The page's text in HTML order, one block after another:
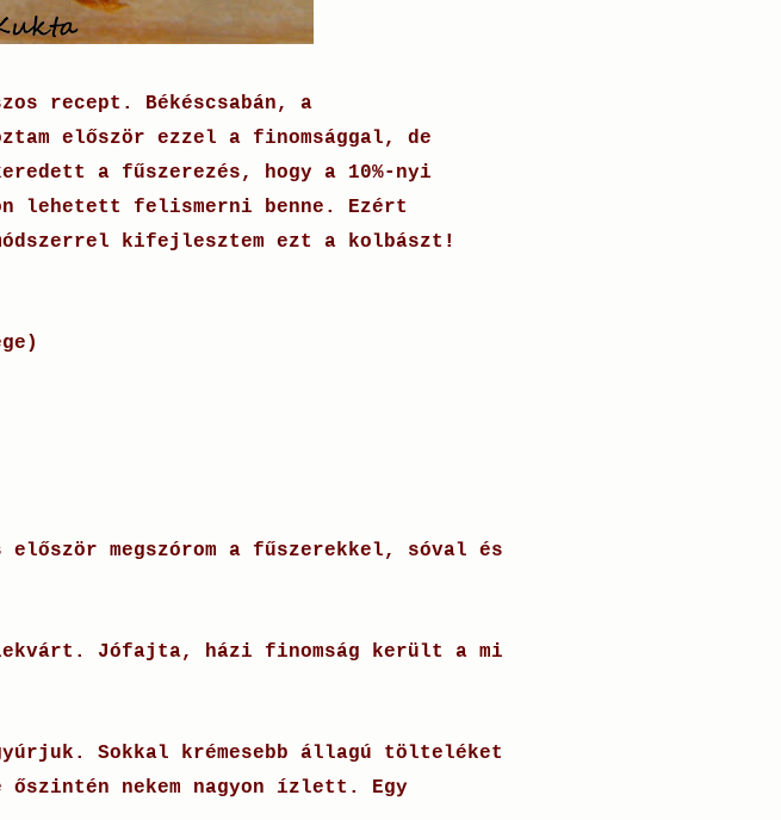
recept. Békéscsabán, a
először ezzel a finomsággal, de
a fűszerezés, hogy a 10%-nyi
lehetett felismerni benne. Ezért
kifejlesztem ezt a kolbászt!
megszórom a fűszerekkel, sóval és
Jófajta, házi finomság került a mi
Sokkal krémesebb állagú tölteléket
nekem nagyon ízlett. Egy